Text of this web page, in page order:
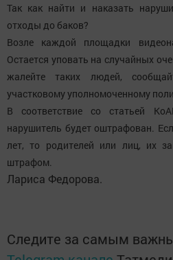
Так как найти и наказать
отходы до баков?
Возле каждой площадки
Остается уповать на случайных
жалейте таких людей,
участковому уполномоченному
В соответствие со статьей
нарушитель будет оштрафован.
лет, то родителей или лиц, их
штрафом.
Лариса Федорова.
Следите за самым